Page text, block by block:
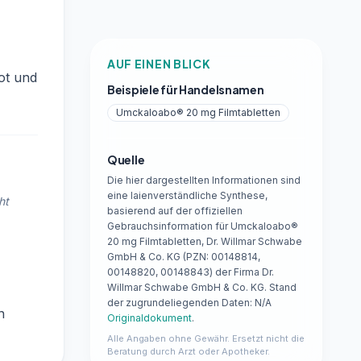
und
AUF EINEN BLICK
Beispiele für Handelsnamen
Umckaloabo® 20 mg Filmtabletten
Quelle
Die hier dargestellten Informationen sind
eine laienverständliche Synthese,
basierend auf der offiziellen
Gebrauchsinformation für Umckaloabo®
20 mg Filmtabletten, Dr. Willmar Schwabe
GmbH & Co. KG (PZN: 00148814,
00148820, 00148843) der Firma Dr.
Willmar Schwabe GmbH & Co. KG. Stand
der zugrundeliegenden Daten: N/A
Originaldokument.
Alle Angaben ohne Gewähr. Ersetzt nicht die
Beratung durch Arzt oder Apotheker.